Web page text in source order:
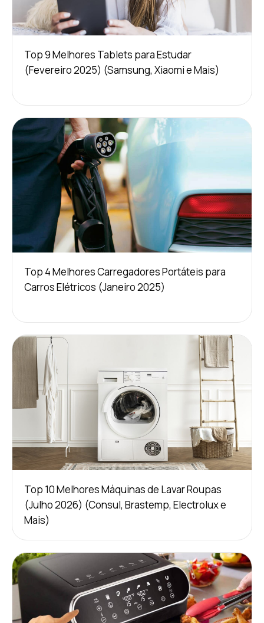
Top 9 Melhores Tablets para Estudar
(Fevereiro 2025) (Samsung, Xiaomi e Mais)
Top 4 Melhores Carregadores Portáteis para
Carros Elétricos (Janeiro 2025)
Top 10 Melhores Máquinas de Lavar Roupas
(Julho 2026) (Consul, Brastemp, Electrolux e
Mais)